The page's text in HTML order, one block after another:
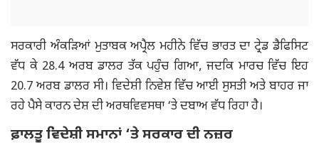
ਸਰਕਾਰੀ ਅੰਕੜਿਆਂ ਮੁਤਾਬਕ ਅਪ੍ਰੈਲ ਮਹੀਨੇ ਵਿੱਚ ਭਾਰਤ ਦਾ ਟ੍ਰੇਡ ਡੈਫਿਸਿਟ
ਵੱਧ ਕੇ 28.4 ਅਰਬ ਡਾਲਰ ਤੱਕ ਪਹੁੰਚ ਗਿਆ, ਜਦਕਿ ਮਾਰਚ ਵਿੱਚ ਇਹ
20.7 ਅਰਬ ਡਾਲਰ ਸੀ। ਵਿਦੇਸ਼ੀ ਨਿਵੇਸ਼ ਵਿੱਚ ਆਈ ਸੁਸਤੀ ਅਤੇ ਬਾਹਰ ਜਾ
ਰਹੇ ਪੈਸੇ ਕਾਰਨ ਦੇਸ਼ ਦੀ ਅਰਥਵਿਵਸਥਾ ‘ਤੇ ਦਬਾਅ ਵੱਧ ਰਿਹਾ ਹੈ।
ਫ਼ਾਲਤੂ ਵਿਦੇਸ਼ੀ ਸਮਾਨਾਂ ‘ਤੇ ਸਰਕਾਰ ਦੀ ਨਜ਼ਰ